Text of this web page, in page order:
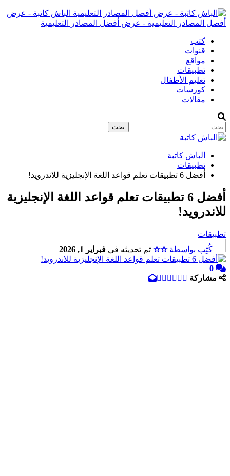
الباش كاتبة - عرض
أفصل المصادر التعليمية - عرض أفضل المصادر التعليمية
كتب
قنوات
مواقع
تطبيقات
تعليم الأطفال
كورسات
مقالات
الباش كاتبة
تطبيقات
أفضل 6 تطبيقات تعلم قواعد اللغة الإنجليزية للاندرويد!
أفضل 6 تطبيقات تعلم قواعد اللغة الإنجليزية
للاندرويد!
تطبيقات
كُتِب بواسطة☆☆ تم تحديثه في فبراير 1, 2026
0
مشاركة